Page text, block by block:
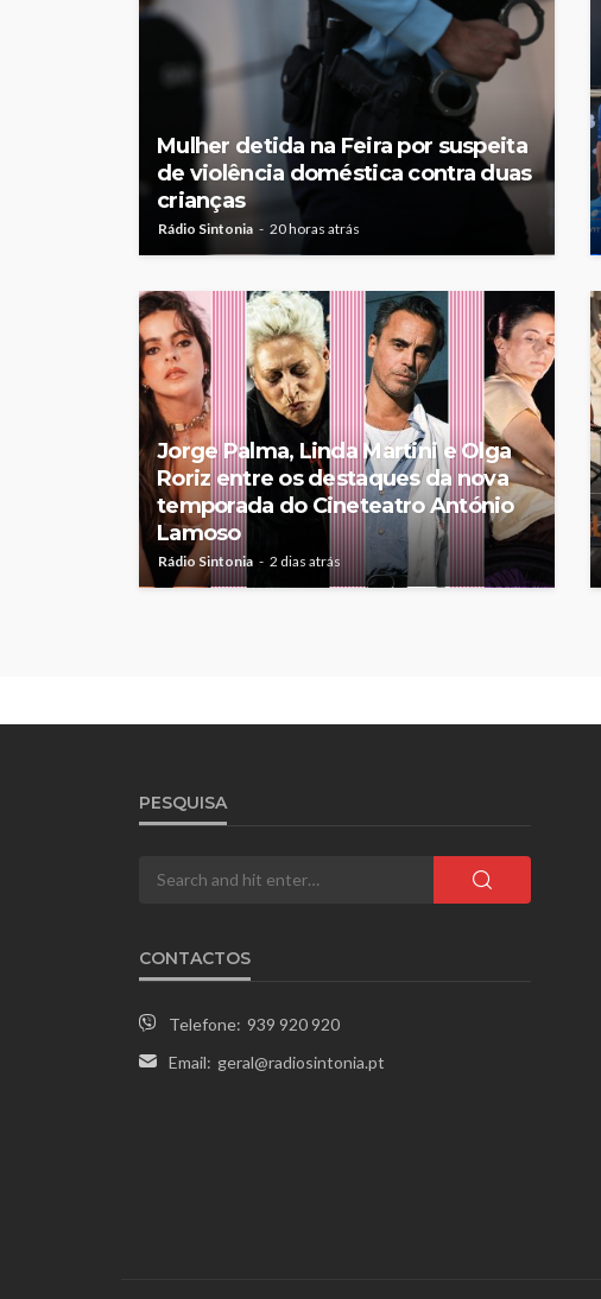
Mulher detida na Feira por suspeita
de violência doméstica contra duas
crianças
Rádio Sintonia 20 horas atrás
Jorge Palma, Linda Martini e Olga
Roriz entre os destaques da nova
temporada do Cineteatro António
Lamoso
Rádio Sintonia 2 dias atrás
PESQUISA
CONTACTOS
Telefone: 939 920 920
Email: geral@radiosintonia.pt